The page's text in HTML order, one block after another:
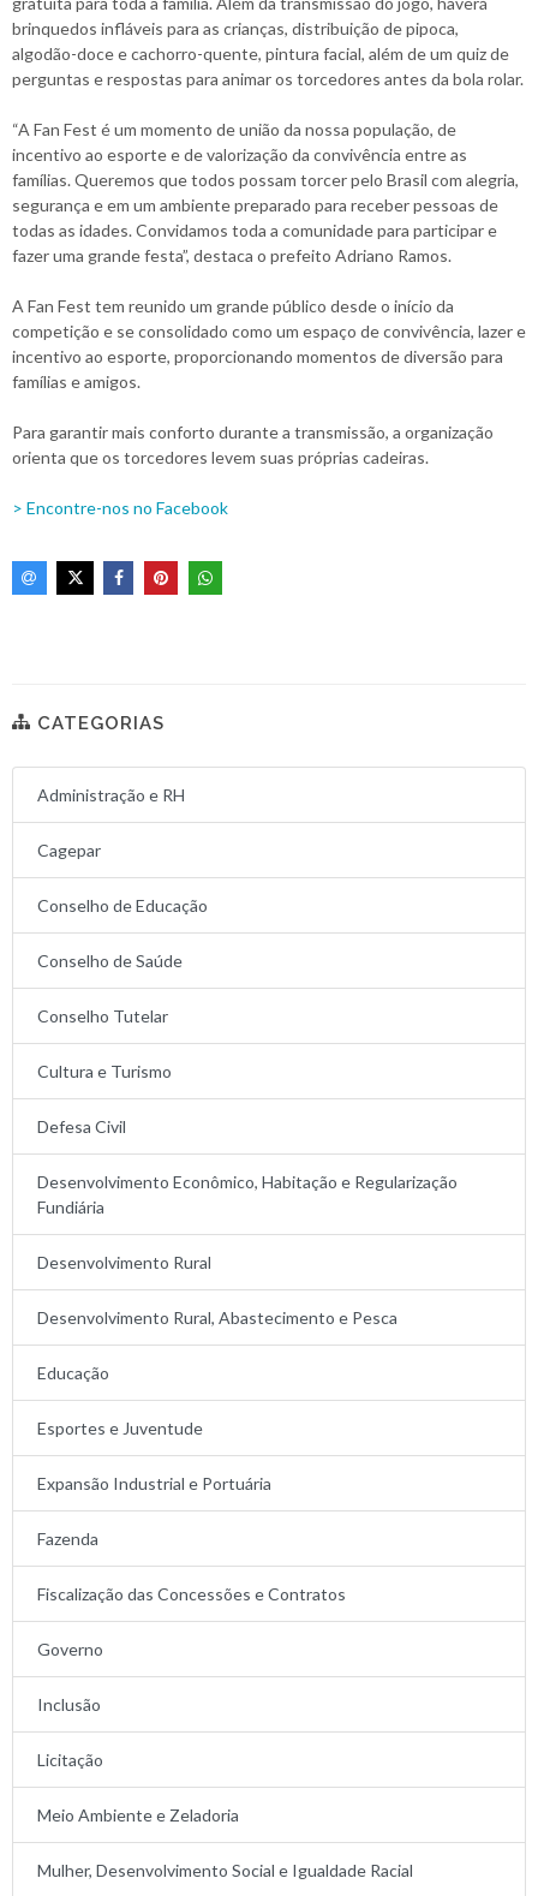
brinquedos infláveis para as crianças, distribuição de pipoca,
algodão-doce e cachorro-quente, pintura facial, além de um quiz de
perguntas e respostas para animar os torcedores antes da bola rolar.
“A Fan Fest é um momento de união da nossa população, de
incentivo ao esporte e de valorização da convivência entre as
famílias. Queremos que todos possam torcer pelo Brasil com alegria,
segurança e em um ambiente preparado para receber pessoas de
todas as idades. Convidamos toda a comunidade para participar e
fazer uma grande festa”, destaca o prefeito Adriano Ramos.
A Fan Fest tem reunido um grande público desde o início da
competição e se consolidado como um espaço de convivência, lazer e
incentivo ao esporte, proporcionando momentos de diversão para
famílias e amigos.
Para garantir mais conforto durante a transmissão, a organização
orienta que os torcedores levem suas próprias cadeiras.
> Encontre-nos no Facebook
CATEGORIAS
Administração e RH
Cagepar
Conselho de Educação
Conselho de Saúde
Conselho Tutelar
Cultura e Turismo
Defesa Civil
Desenvolvimento Econômico, Habitação e Regularização
Fundiária
Desenvolvimento Rural
Desenvolvimento Rural, Abastecimento e Pesca
Educação
Esportes e Juventude
Expansão Industrial e Portuária
Fazenda
Fiscalização das Concessões e Contratos
Governo
Inclusão
Licitação
Meio Ambiente e Zeladoria
Mulher, Desenvolvimento Social e Igualdade Racial